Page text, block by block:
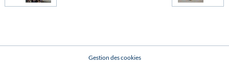
Gestion des cookies